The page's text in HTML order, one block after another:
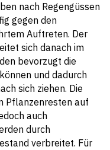
nach Regengüssen
gegen den
Auftreten. Der
sich danach im
bevorzugt die
und dadurch
sich ziehen. Die
Pflanzenresten auf
auch
durch
verbreitet. Für